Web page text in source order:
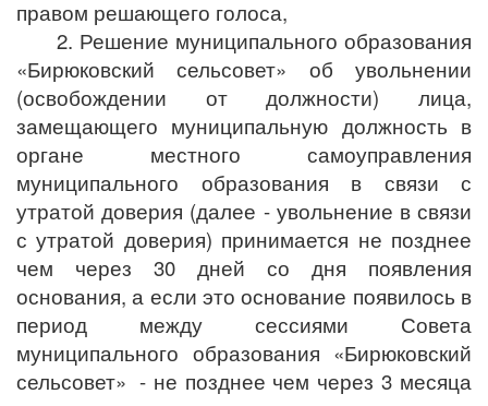
правом решающего голоса,
2. Решение муниципального образования
«Бирюковский сельсовет» об увольнении
(освобождении от должности) лица,
замещающего муниципальную должность в
органе местного самоуправления
муниципального образования в связи с
утратой доверия (далее - увольнение в связи
с утратой доверия) принимается не позднее
чем через 30 дней со дня появления
основания, а если это основание появилось в
период между сессиями Совета
муниципального образования «Бирюковский
сельсовет» - не позднее чем через 3 месяца